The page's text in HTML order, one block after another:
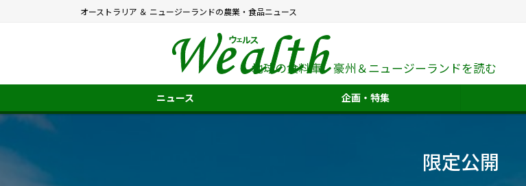
ッ
移
オーストラリア ＆ ニュージーランドの農業・食品ニュース
地球の食料庫、豪州＆ニュージーランドを読む
ニュース 企画・特集
限定公開